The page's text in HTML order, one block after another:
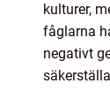
kulturer,
fåglarna
negativt